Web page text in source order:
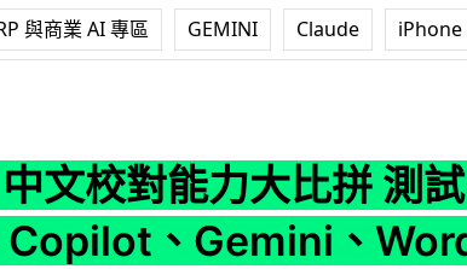
與商業 AI 專區 GEMINI Claude iPhone
中文校對能力大比拼 測試
Copilot、Gemini、